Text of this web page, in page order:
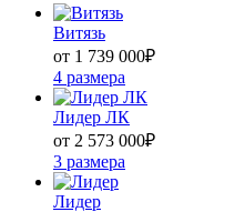
Витязь
от 1 739 000₽
4 размера
Лидер ЛК
от 2 573 000₽
3 размера
Лидер